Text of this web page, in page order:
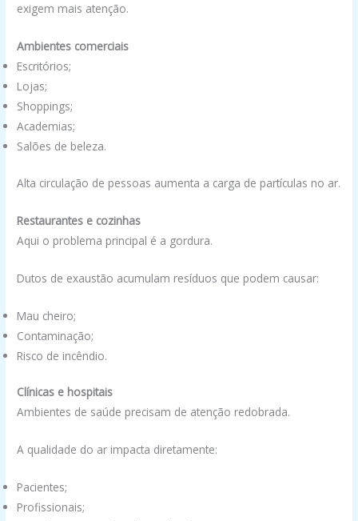
exigem mais atenção.
Ambientes comerciais
Escritórios;
Lojas;
Shoppings;
Academias;
Salões de beleza.
Alta circulação de pessoas aumenta a carga de partículas no ar.
Restaurantes e cozinhas
Aqui o problema principal é a gordura.
Dutos de exaustão acumulam resíduos que podem causar:
Mau cheiro;
Contaminação;
Risco de incêndio.
Clínicas e hospitais
Ambientes de saúde precisam de atenção redobrada.
A qualidade do ar impacta diretamente:
Pacientes;
Profissionais;